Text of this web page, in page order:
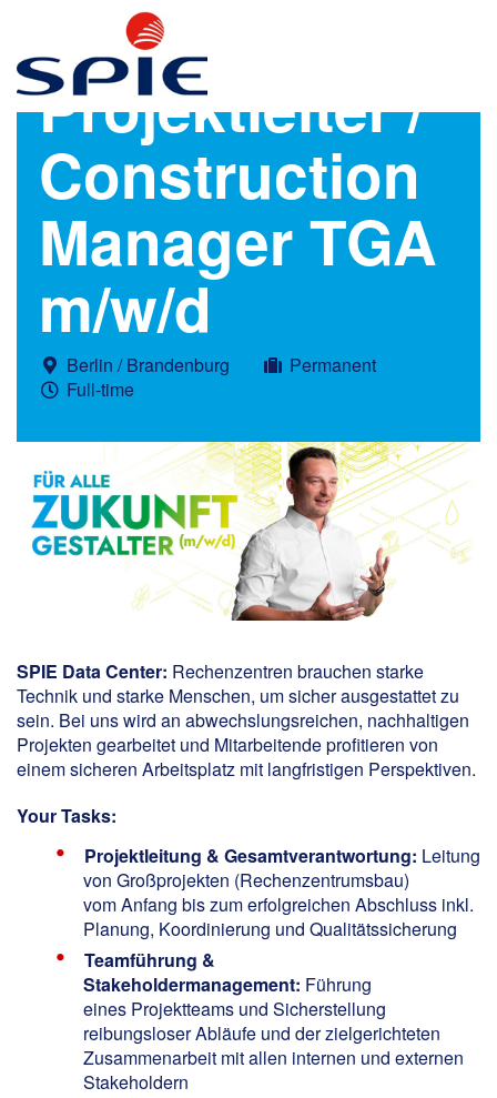
Projektleiter /
Construction
Manager TGA
m/w/d
Berlin / Brandenburg
Permanent
Full-time
SPIE Data Center: Rechenzentren brauchen starke
Technik und starke Menschen, um sicher ausgestattet zu
sein. Bei uns wird an abwechslungsreichen, nachhaltigen
Projekten gearbeitet und Mitarbeitende profitieren von
einem sicheren Arbeitsplatz mit langfristigen Perspektiven.
Your Tasks:
Projektleitung & Gesamtverantwortung: Leitung
von Großprojekten (Rechenzentrumsbau)
vom Anfang bis zum erfolgreichen Abschluss inkl.
Planung, Koordinierung und Qualitätssicherung
Teamführung &
Stakeholdermanagement: Führung
eines Projektteams und Sicherstellung
reibungsloser Abläufe und der zielgerichteten
Zusammenarbeit mit allen internen und externen
Stakeholdern